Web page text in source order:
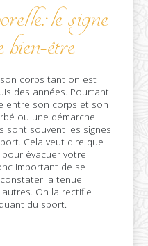
le signe
bien-être
corps tant on est
des années. Pourtant
entre son corps et son
ou une démarche
sont souvent les signes
Cela veut dire que
évacuer votre
important de se
la tenue
On la rectifie
du sport.